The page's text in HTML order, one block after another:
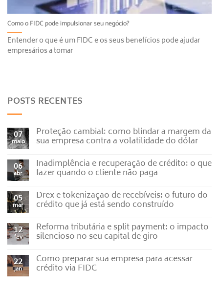
Como o FIDC pode impulsionar seu negócio?
Entender o que é um FIDC e os seus benefícios pode ajudar
empresários a tomar
POSTS RECENTES
07
maio
Proteção cambial: como blindar a margem da
sua empresa contra a volatilidade do dólar
comentário
em
Proteção
cambial:
blindar
a
margem
da
empresa
contra
a
volatilidade
dólar
06
abr
Inadimplência e recuperação de crédito: o que
fazer quando o cliente não paga
comentário
em
Inadimplência
e
de
crédito:
o
que
quando
o
cliente
não
05
mar
Drex e tokenização de recebíveis: o futuro do
crédito que já está sendo construído
comentário
em
Drex
e
de
recebíveis:
o
futuro
12
fev
Reforma tributária e split payment: o impacto
silencioso no seu capital de giro
comentário
em
Reforma
tributária
22
jan
Como preparar sua empresa para acessar
crédito via FIDC